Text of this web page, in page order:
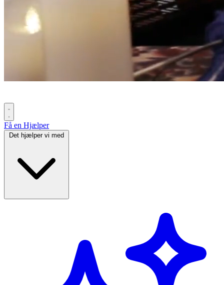
Få en Hjælper
Det hjælper vi med